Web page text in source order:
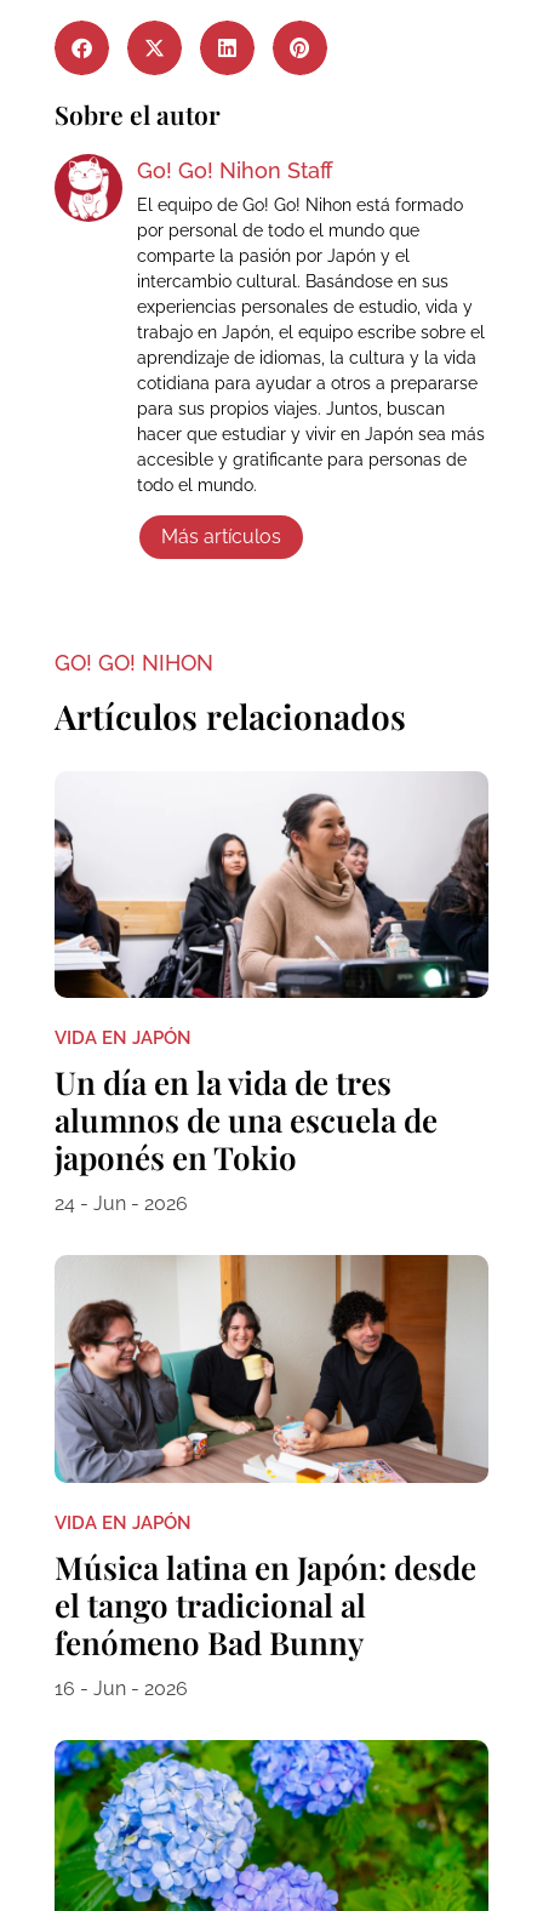
Sobre el autor
Go! Go! Nihon Staff
El equipo de Go! Go! Nihon está formado
por personal de todo el mundo que
comparte la pasión por Japón y el
intercambio cultural. Basándose en sus
experiencias personales de estudio, vida y
trabajo en Japón, el equipo escribe sobre el
aprendizaje de idiomas, la cultura y la vida
cotidiana para ayudar a otros a prepararse
para sus propios viajes. Juntos, buscan
hacer que estudiar y vivir en Japón sea más
accesible y gratificante para personas de
todo el mundo.
Más artículos
GO! GO! NIHON
Artículos relacionados
VIDA EN JAPÓN
Un día en la vida de tres
alumnos de una escuela de
japonés en Tokio
24 - Jun - 2026
VIDA EN JAPÓN
Música latina en Japón: desde
el tango tradicional al
fenómeno Bad Bunny
16 - Jun - 2026